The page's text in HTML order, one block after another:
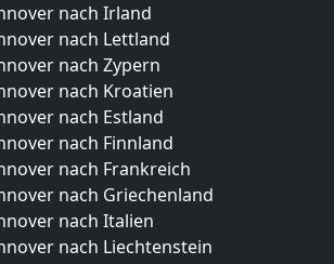
nach Irland
nach Lettland
nach Zypern
nach Kroatien
nach Estland
nach Finnland
nach Frankreich
nach Griechenland
nach Italien
nach Liechtenstein